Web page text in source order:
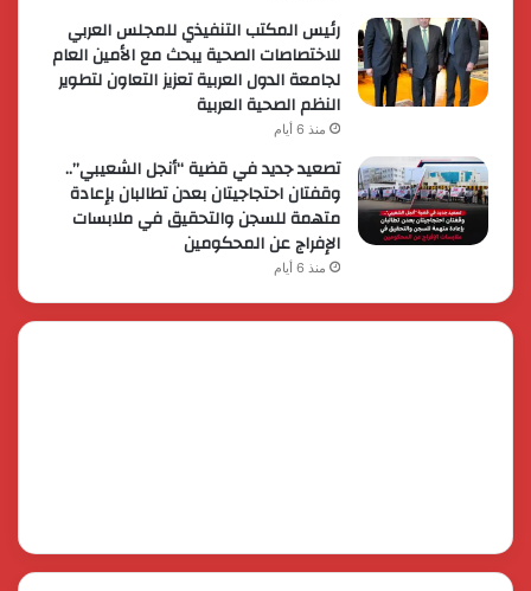
رئيس المكتب التنفيذي للمجلس العربي
للاختصاصات الصحية يبحث مع الأمين العام
لجامعة الدول العربية تعزيز التعاون لتطوير
النظم الصحية العربية
منذ 6 أيام
تصعيد جديد في قضية “أنجل الشعيبي”..
وقفتان احتجاجيتان بعدن تطالبان بإعادة
متهمة للسجن والتحقيق في ملابسات
الإفراج عن المحكومين
منذ 6 أيام